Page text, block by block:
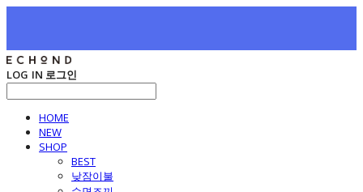
LOG IN 로그인
HOME
NEW
SHOP
BEST
낮잠이불